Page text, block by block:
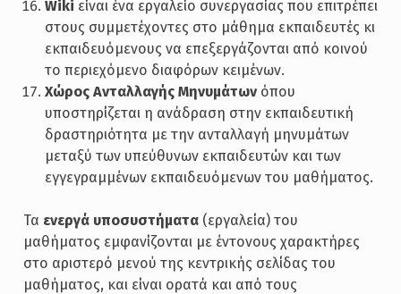
Wiki είναι ένα εργαλείο συνεργασίας που επιτρέπει
στους συμμετέχοντες στο μάθημα εκπαιδευτές κι
εκπαιδευόμενους να επεξεργάζονται από κοινού
το περιεχόμενο διαφόρων κειμένων.
Χώρος Ανταλλαγής Μηνυμάτωνόπου
υποστηρίζεται η ανάδραση στην εκπαιδευτική
δραστηριότητα με την ανταλλαγή μηνυμάτων
μεταξύ των υπεύθυνων εκπαιδευτών και των
εγγεγραμμένων εκπαιδευόμενων του μαθήματος.
Τα ενεργά υποσυστήματα(εργαλεία) του
μαθήματος εμφανίζονται με έντονους χαρακτήρες
στο αριστερό μενού της κεντρικής σελίδας του
μαθήματος, και είναι ορατά και από τους